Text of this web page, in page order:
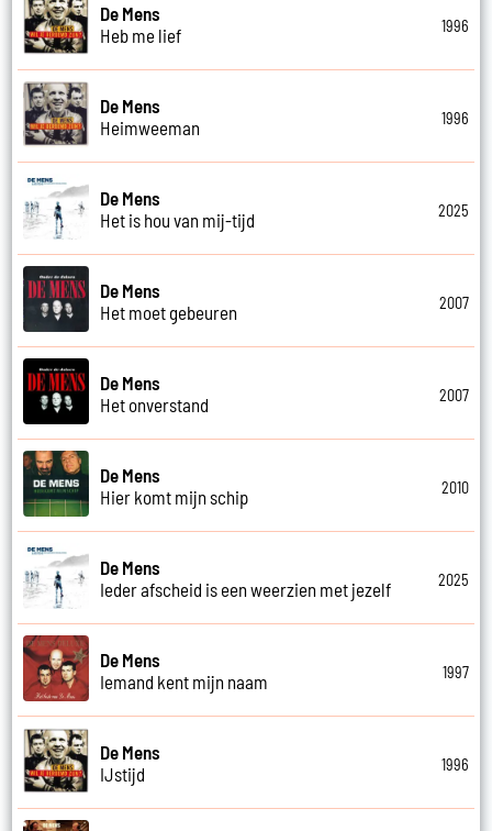
De Mens
Heb me lief
1996
De Mens
Heimweeman
1996
De Mens
Het is hou van mij-tijd
2025
De Mens
Het moet gebeuren
2007
De Mens
Het onverstand
2007
De Mens
Hier komt mijn schip
2010
De Mens
Ieder afscheid is een weerzien met jezelf
2025
De Mens
Iemand kent mijn naam
1997
De Mens
IJstijd
1996